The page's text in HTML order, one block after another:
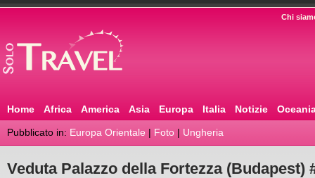
Chi
Home Africa America Asia Europa Italia Notizie
Pubblicato in: Europa Orientale | Foto | Ungheria
Veduta Palazzo della Fortezza (Budapest)